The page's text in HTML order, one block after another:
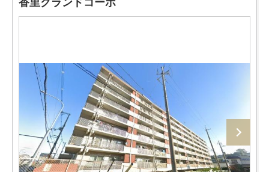
香里グランドコーポ